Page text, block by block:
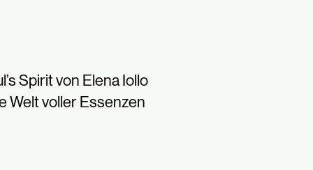
Spirit von Elena Iollo
Welt voller Essenzen